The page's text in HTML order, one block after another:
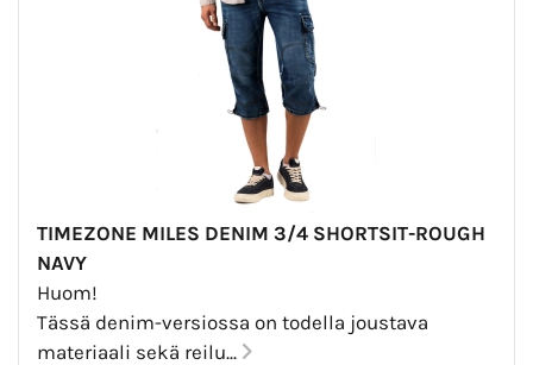
TIMEZONE MILES DENIM 3/4 SHORTSIT-ROUGH
NAVY
Huom!
Tässä denim-versiossa on todella joustava
materiaali sekä reilu...